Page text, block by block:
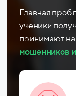
Главная
ученики
принимают на
мошенников